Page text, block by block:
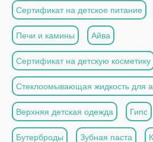
Сертификат на детское питание
Печи и камины Айва
Сертификат на детскую косметику
Стеклоомывающая жидкость для
Верхняя детская одежда Гипс
Бутерброды Зубная паста